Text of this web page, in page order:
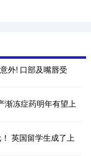
外! 口部及嘴唇受
渐冻症药明年有望上
英国留学生成了上